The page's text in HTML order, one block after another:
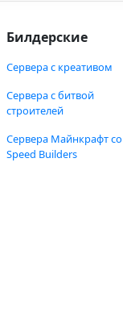
Билдерские
Сервера с креативом
Сервера с битвой
строителей
Сервера Майнкрафт со
Speed Builders